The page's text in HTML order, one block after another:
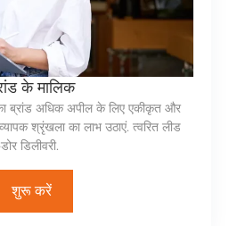
के मालिक
ब्रांड अधिक अपील के लिए एकीकृत और
श्रृंखला का लाभ उठाएं. त्वरित लीड
डिलीवरी.
शुरू करें